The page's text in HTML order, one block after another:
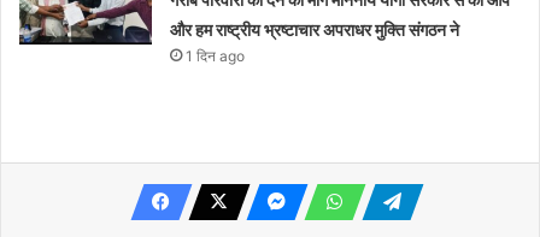
और हम राष्ट्रीय भ्रष्टाचार अपराधर मुक्ति संगठन ने
1 दिन ago